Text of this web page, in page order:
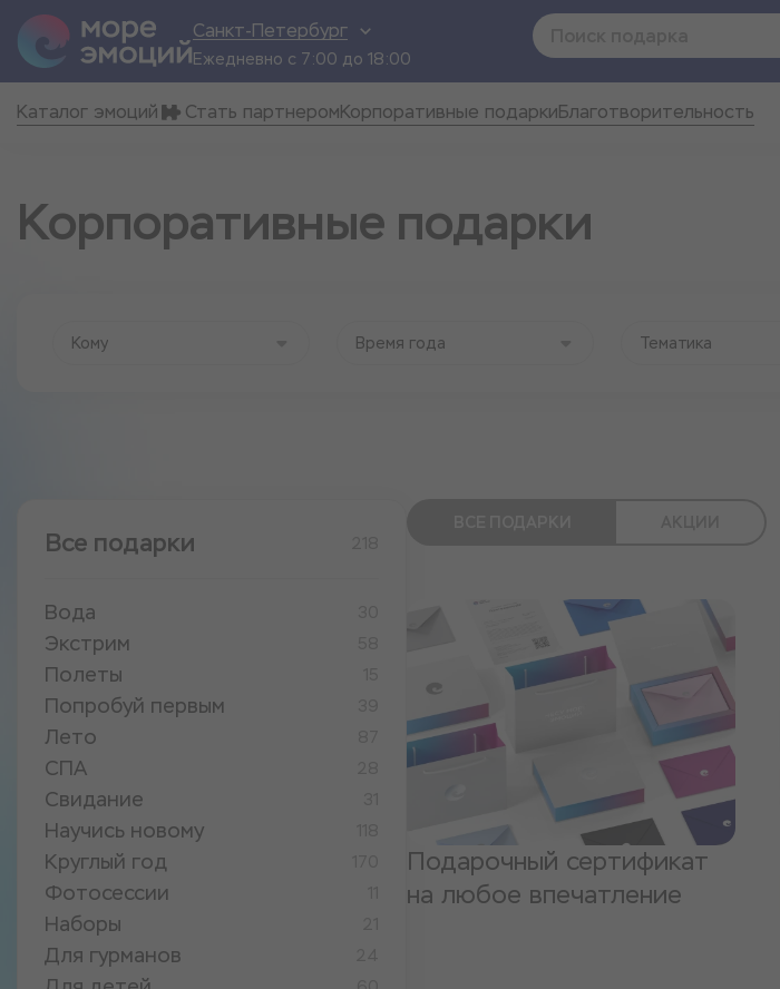
Санкт-Петербург
Ежедневно с 7:00 до 18:00
Каталог эмоций Стать партнеромКорпоративные подаркиБлаготворительность
Корпоративные подарки
Кому Время года Тематика
Все подарки
Вода
Экстрим
Полеты
Попробуй первым
Лето
СПА
Свидание
Научись новому
Круглый год
Фотосессии
Наборы
Для гурманов
Подарочный сертификат
на любое впечатление